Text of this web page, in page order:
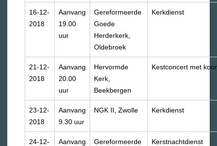
16-12-
2018
Aanvang
19.00
uur
Gereformeerde
Goede
Herderkerk,
Oldebroek
Kerkdienst
21-12-
2018
Aanvang
20.00
uur
Hervormde
Kerk,
Beekbergen
Kestconcert met koor
23-12-
2018
Aanvang
9.30 uur
NGK II, Zwolle Kerkdienst
24-12-
Aanvang
Gereformeerde
Kerstnachtdienst